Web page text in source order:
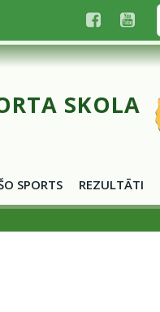
SKOLA
SPORTS REZULTĀTI